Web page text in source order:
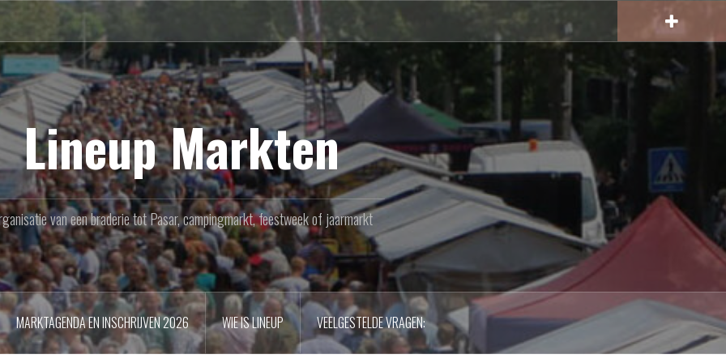
Lineup Markten
van een braderie tot Pasar, campingmarkt, feestweek of jaarmarkt
MARKTAGENDA EN INSCHRIJVEN 2026 WIE IS LINEUP VEELGESTELDE VRAGEN: